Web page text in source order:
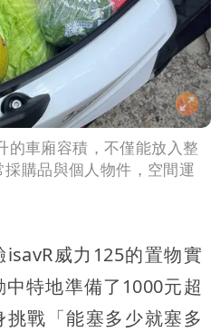
的車廂容積，不僅能放入整
購品與個人物件，空間運
威力125的置物實
特地準備了1000元超
戰「能塞多少就塞多